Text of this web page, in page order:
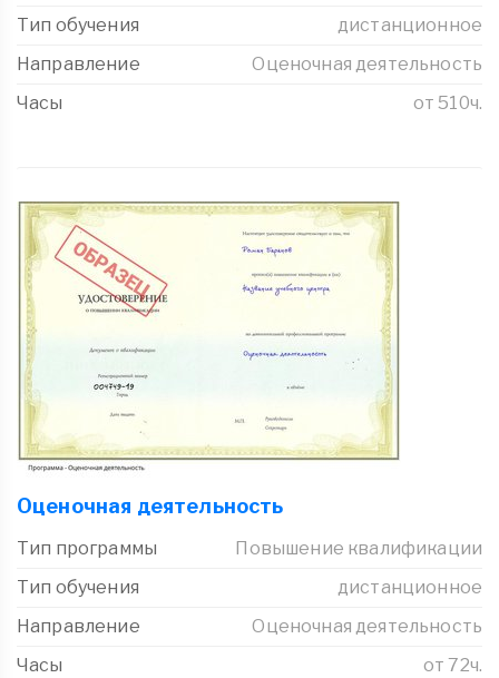
Тип обучения
дистанционное
Направление
Оценочная деятельность
Часы
от 510ч.
Оценочная деятельность
Тип программы
Повышение квалификации
Тип обучения
дистанционное
Направление
Оценочная деятельность
Часы
от 72ч.